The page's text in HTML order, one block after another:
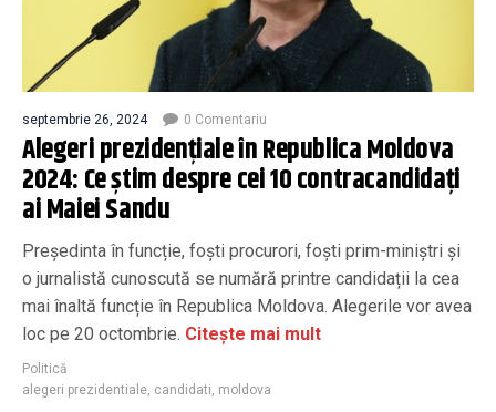
septembrie 26, 2024 0 Comentariu
Alegeri prezidențiale în Republica Moldova
2024: Ce știm despre cei 10 contracandidați
ai Maiei Sandu
Președinta în funcție, foști procurori, foști prim-miniștri și
o jurnalistă cunoscută se numără printre candidații la cea
mai înaltă funcție în Republica Moldova. Alegerile vor avea
loc pe 20 octombrie. Citește mai mult
Politică
alegeri prezidentiale, candidati, moldova